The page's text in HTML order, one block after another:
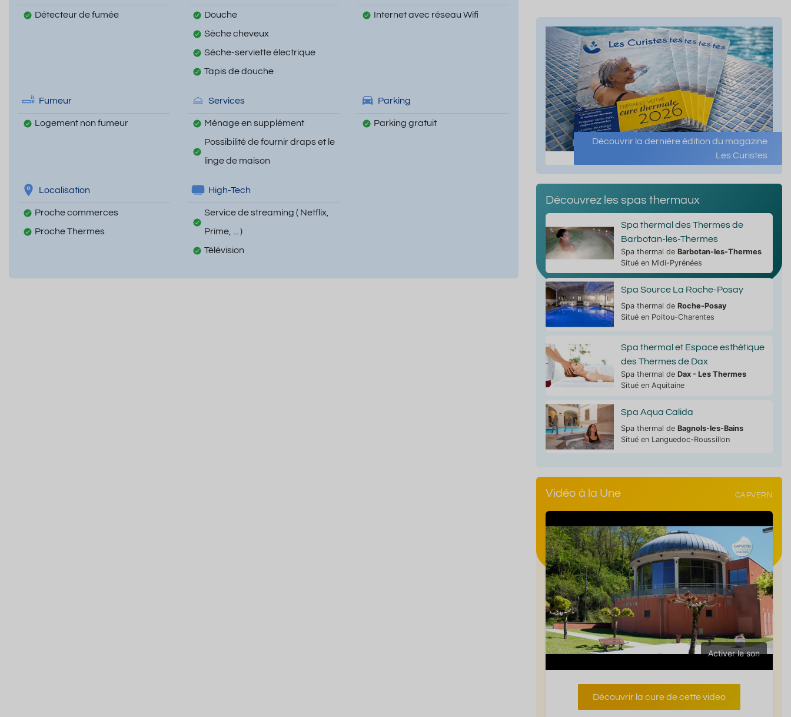
Détecteur de fumée
Douche
Sèche cheveux
Sèche-serviette électrique
Tapis de douche
Internet avec réseau Wifi
Fumeur
Logement non fumeur
Services
Ménage en supplément
Possibilité de fournir draps et le
linge de maison
Parking
Parking gratuit
Localisation
Proche commerces
Proche Thermes
High-Tech
Service de streaming ( Netflix,
Prime, ... )
Télévision
Découvrir la dernière édition du magazine
Les Curistes
Découvrez les spas thermaux
Spa thermal des Thermes de
Barbotan-les-Thermes
Spa thermal de Barbotan-les-Thermes
Situé en Midi-Pyrénées
Spa Source La Roche-Posay
Spa thermal de Roche-Posay
Situé en Poitou-Charentes
Spa thermal et Espace esthétique
des Thermes de Dax
Spa thermal de Dax - Les Thermes
Situé en Aquitaine
Spa Aqua Calida
Spa thermal de Bagnols-les-Bains
Situé en Languedoc-Roussillon
Vidéo à la Une CAPVERN
Activer le son
Découvrir la cure de cette video